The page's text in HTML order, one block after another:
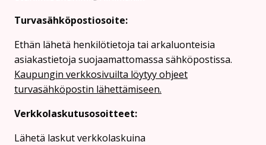
Turvasähköpostiosoite:
Ethän lähetä henkilötietoja tai arkaluonteisia
asiakastietoja suojaamattomassa sähköpostissa.
Kaupungin verkkosivuilta löytyy ohjeet
turvasähköpostin lähettämiseen.
Verkkolaskutusosoitteet:
Lähetä laskut verkkolaskuina